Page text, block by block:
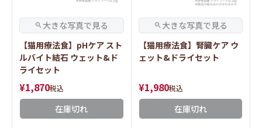
【猫用療法食】pHケア スト
ルバイト結石 ウェット&ド
ライセット
¥1,870税込
在庫切れ
【猫用療法食】腎臓ケア ウ
ェット&ドライセット
¥1,980税込
在庫切れ